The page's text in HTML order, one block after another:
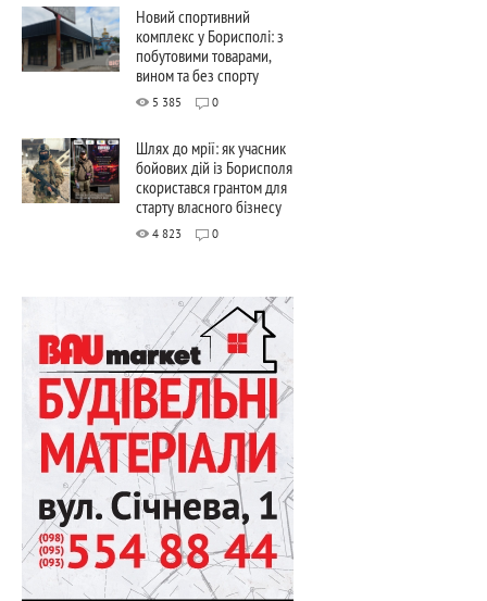
Новий спортивний
комплекс у Борисполі: з
побутовими товарами,
вином та без спорту
5 385 0
Шлях до мрії: як учасник
бойових дій із Борисполя
скористався грантом для
старту власного бізнесу
4 823 0